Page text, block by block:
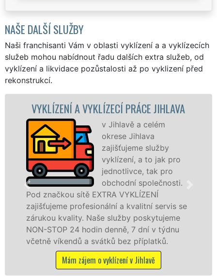
NAŠE DALŠÍ SLUŽBY
Naši franchisanti Vám v oblasti vyklízení a a vyklízecích
služeb mohou nabídnout řadu dalších extra služeb, od
vyklízení a likvidace pozůstalosti až po vyklizení před
rekonstrukcí.
PRÁCE JIHLAVA
v Jihlavě a celém
okrese Jihlava
zajišťujeme služby
vyklízení, a to jak pro
jednotlivce, tak pro
obchodní společnosti.
EXTRA VYKLÍZENÍ
a kvalitní servis se
služby poskytujeme
denně, 7 dní v týdnu
svátků bez příplatků.
o vyklízení v Jihlavě
VYKLÍZECÍ
v Jihlavě a okolí.
jak fyzickým, tak
zárukou kvalitně
STOP bez dalších